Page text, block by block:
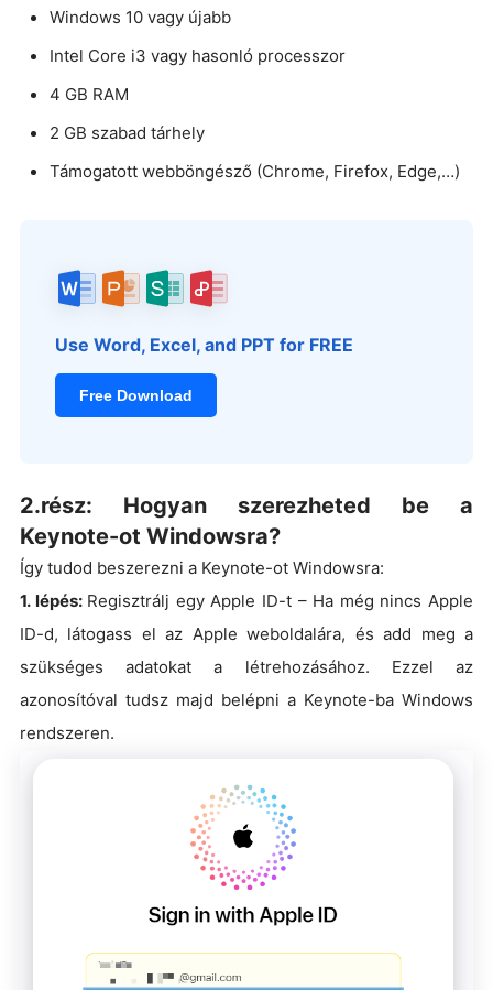
Windows 10 vagy újabb
Intel Core i3 vagy hasonló processzor
4 GB RAM
2 GB szabad tárhely
Támogatott webböngésző (Chrome, Firefox, Edge,…)
Use Word, Excel, and PPT for FREE
Free Download
2.rész: Hogyan szerezheted be a
Keynote-ot Windowsra?
Így tudod beszerezni a Keynote-ot Windowsra:
1. lépés: Regisztrálj egy Apple ID-t – Ha még nincs Apple
ID-d, látogass el az Apple weboldalára, és add meg a
szükséges adatokat a létrehozásához. Ezzel az
azonosítóval tudsz majd belépni a Keynote-ba Windows
rendszeren.